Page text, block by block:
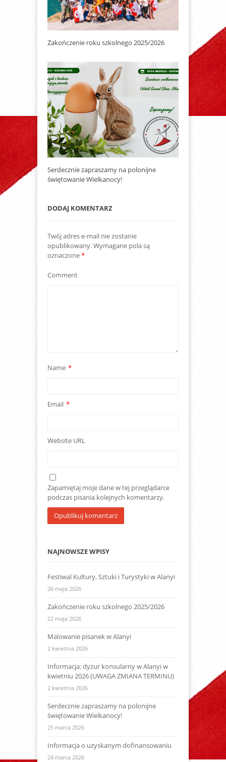
Zakończenie roku szkolnego 2025/2026
Serdecznie zapraszamy na polonijne
świętowanie Wielkanocy!
DODAJ KOMENTARZ
Twój adres e-mail nie zostanie
opublikowany.Wymagane pola są
oznaczone*
Comment
Name *
Email *
Website URL
Zapamiętaj moje dane w tej przeglądarce
podczas pisania kolejnych komentarzy.
NAJNOWSZE WPISY
Festiwal Kultury, Sztuki i Turystyki w Alanyi
26 maja 2026
Zakończenie roku szkolnego 2025/2026
22 maja 2026
Malowanie pisanek w Alanyi
2 kwietnia 2026
Informacja: dyżur konsularny w Alanyi w
kwietniu 2026 (UWAGA ZMIANA TERMINU)
2 kwietnia 2026
Serdecznie zapraszamy na polonijne
świętowanie Wielkanocy!
25 marca 2026
Informacja o uzyskanym dofinansowaniu
24 marca 2026